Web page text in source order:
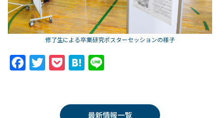
修了生による卒業研究ポスターセッションの様子
F T
er
P
k
H
n
最新情報一覧